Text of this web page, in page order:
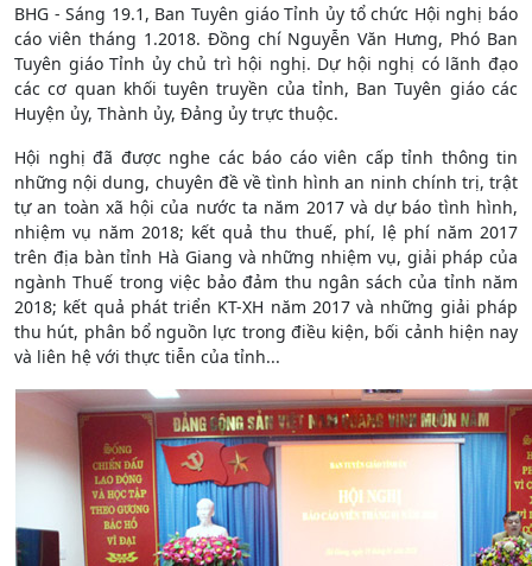
BHG - Sáng 19.1, Ban Tuyên giáo Tỉnh ủy tổ chức Hội nghị báo
cáo viên tháng 1.2018. Đồng chí Nguyễn Văn Hưng, Phó Ban
Tuyên giáo Tỉnh ủy chủ trì hội nghị. Dự hội nghị có lãnh đạo
các cơ quan khối tuyên truyền của tỉnh, Ban Tuyên giáo các
Huyện ủy, Thành ủy, Đảng ủy trực thuộc.
Hội nghị đã được nghe các báo cáo viên cấp tỉnh thông tin
những nội dung, chuyên đề về tình hình an ninh chính trị, trật
tự an toàn xã hội của nước ta năm 2017 và dự báo tình hình,
nhiệm vụ năm 2018; kết quả thu thuế, phí, lệ phí năm 2017
trên địa bàn tỉnh Hà Giang và những nhiệm vụ, giải pháp của
ngành Thuế trong việc bảo đảm thu ngân sách của tỉnh năm
2018; kết quả phát triển KT-XH năm 2017 và những giải pháp
thu hút, phân bổ nguồn lực trong điều kiện, bối cảnh hiện nay
và liên hệ với thực tiễn của tỉnh...